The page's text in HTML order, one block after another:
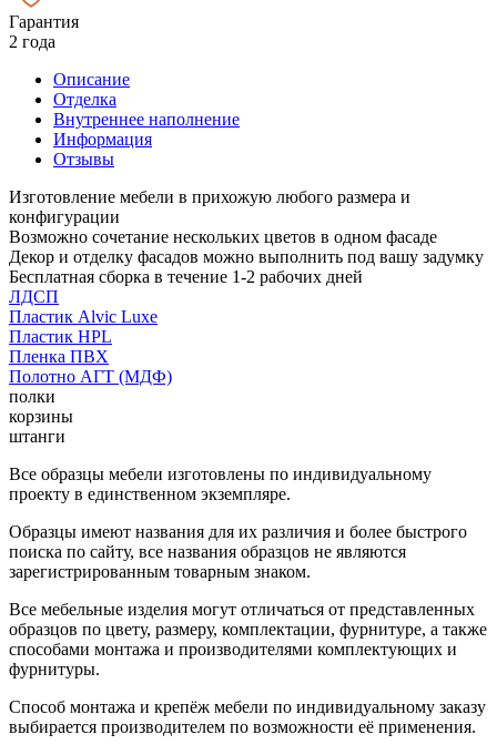
Гарантия
2 года
Описание
Отделка
Внутреннее наполнение
Информация
Отзывы
Изготовление мебели в прихожую любого размера и
конфигурации
Возможно сочетание нескольких цветов в одном фасаде
Декор и отделку фасадов можно выполнить под вашу задумку
Бесплатная сборка в течение 1-2 рабочих дней
ЛДСП
Пластик Alvic Luxe
Пластик HPL
Пленка ПВХ
Полотно АГТ (МДФ)
полки
корзины
штанги
Все образцы мебели изготовлены по индивидуальному
проекту в единственном экземпляре.
Образцы имеют названия для их различия и более быстрого
поиска по сайту, все названия образцов не являются
зарегистрированным товарным знаком.
Все мебельные изделия могут отличаться от представленных
образцов по цвету, размеру, комплектации, фурнитуре, а также
способами монтажа и производителями комплектующих и
фурнитуры.
Способ монтажа и крепёж мебели по индивидуальному заказу
выбирается производителем по возможности её применения.